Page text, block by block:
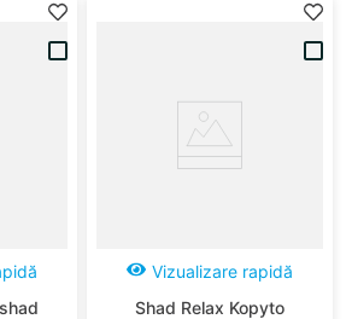
Vizualizare rapidă
Shad Relax Kopyto